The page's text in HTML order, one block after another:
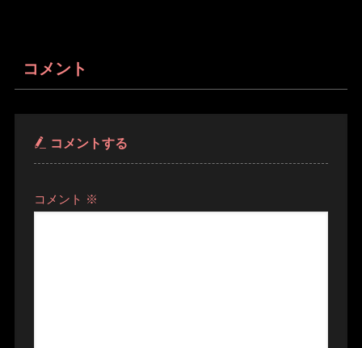
コメント
コメントする
コメント ※